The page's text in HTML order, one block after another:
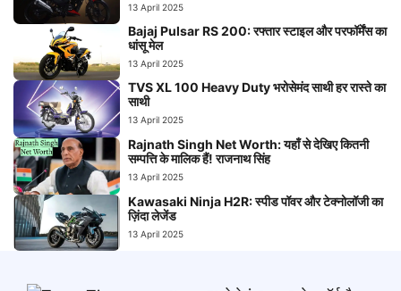
13 April 2025
Bajaj Pulsar RS 200: रफ्तार स्टाइल और परफॉर्मेंस का
धांसू मेल
13 April 2025
TVS XL 100 Heavy Duty भरोसेमंद साथी हर रास्ते का
साथी
13 April 2025
Rajnath Singh Net Worth: यहाँ से देखिए कितनी
सम्पत्ति के मालिक हैं! राजनाथ सिंह
13 April 2025
Kawasaki Ninja H2R: स्पीड पॉवर और टेक्नोलॉजी का
ज़िंदा लेजेंड
13 April 2025